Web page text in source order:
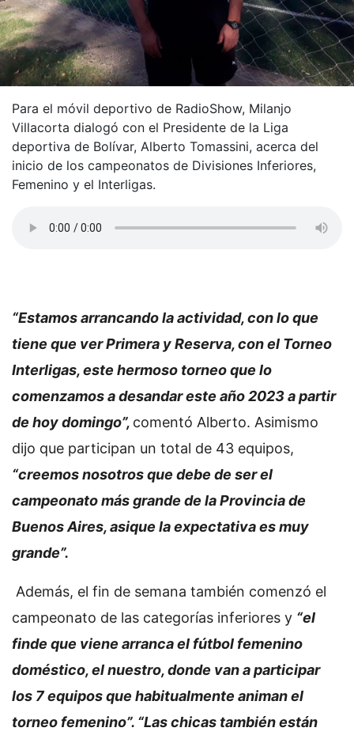
Para el móvil deportivo de RadioShow, Milanjo
Villacorta dialogó con el Presidente de la Liga
deportiva de Bolívar, Alberto Tomassini, acerca del
inicio de los campeonatos de Divisiones Inferiores,
Femenino y el Interligas.
“Estamos arrancando la actividad, con lo que
tiene que ver Primera y Reserva, con el Torneo
Interligas, este hermoso torneo que lo
comenzamos a desandar este año 2023 a partir
de hoy domingo”, comentó Alberto. Asimismo
dijo que participan un total de 43 equipos,
“creemos nosotros que debe de ser el
campeonato más grande de la Provincia de
Buenos Aires, asique la expectativa es muy
grande”.
Además, el fin de semana también comenzó el
campeonato de las categorías inferiores y “el
finde que viene arranca el fútbol femenino
doméstico, el nuestro, donde van a participar
los 7 equipos que habitualmente animan el
torneo femenino”. “Las chicas también están